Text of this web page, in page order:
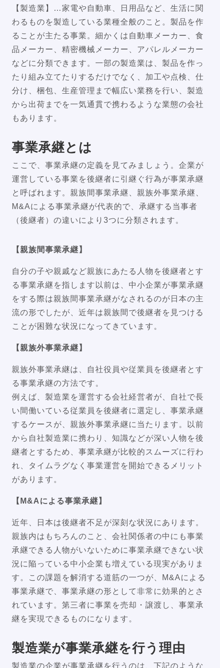
【製造業】…家電や自動車、日用品など、生活に関
わるものを製造している業種全般のこと。製品を作
ることが主たる事業。細かくは自動車メーカー、食
品メーカー、精密機械メーカー、アパレルメーカー
などに分類できます。一部の製造業は、製品を作っ
たり組み立てたりするだけでなく、加工や点検、仕
分け、梱包、生産管理まで幅広い業務を行い、製造
から出荷までを一気通貫で携わるような業態の会社
もあります。
事業承継とは
ここで、事業承継の定義を見てみましょう。企業が
運営している事業を後継者に引継ぐ行為が事業承継
と呼ばれます。親族間事業承継、親族外事業承継、
M&Aによる事業承継が代表的で、承継する当事者
（後継者）の違いにより3つに分類されます。
【親族間事業承継】
自分の子や親戚など親族にあたる人物を後継者とす
る事業承継を指します以前は、中小企業が事業承継
をする際は親族間事業承継がなされるのが日本の主
流の形でしたが、近年は親族間で後継者を見つける
ことが困難な状況になってきています。
【親族外事業承継】
親族外事業承継は、自社役員や従業員を後継者とす
る事業承継の方法です。
例えば、製造業を運営する会社経営者が、自社で長
い間働いている従業員を後継者に選定し、事業承継
するケースが、親族外事業承継に当たります。以前
から自社製造業に携わり、知識などが深い人物を後
継者とするため、事業承継が比較的スムーズに行わ
れ、タイムラグなく事業運営を開始できるメリット
があります。
【M&Aによる事業承継】
近年、日本は後継者不足が深刻な状況にあります。
親族内はもちろんのこと、会社関係者の中にも事業
承継できる人物がいないために事業承継できない状
況に陥っている中小企業も増えている現実がありま
す。この課題を解消する道筋の一つが、M&Aによる
事業承継で、事業承継の形として非常に効果的とさ
れています。第三者に事業を売却・譲渡し、事業承
継を実現できるものになります。
製造業が事業承継を行う理由
製造業の企業が事業承継を行うのは、下記のような